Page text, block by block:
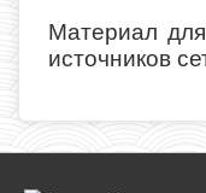
Материал
источников